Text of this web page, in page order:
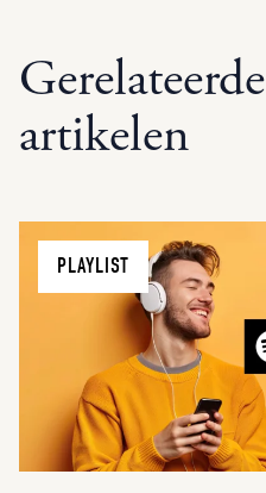
Gerelateerde
artikelen
PLAYLIST